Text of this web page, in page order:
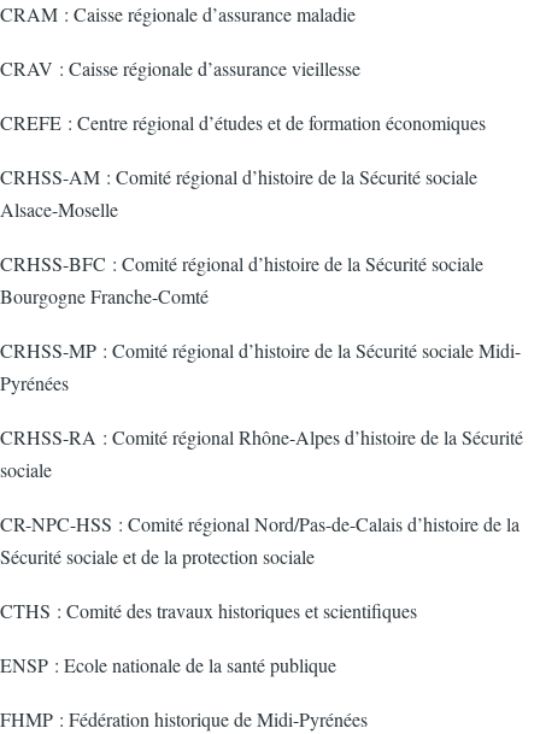
CRAM : Caisse régionale d’assurance maladie
CRAV : Caisse régionale d’assurance vieillesse
CREFE : Centre régional d’études et de formation économiques
CRHSS-AM : Comité régional d’histoire de la Sécurité sociale
Alsace-Moselle
CRHSS-BFC : Comité régional d’histoire de la Sécurité sociale
Bourgogne Franche-Comté
CRHSS-MP : Comité régional d’histoire de la Sécurité sociale Midi-
Pyrénées
CRHSS-RA : Comité régional Rhône-Alpes d’histoire de la Sécurité
sociale
CR-NPC-HSS : Comité régional Nord/Pas-de-Calais d’histoire de la
Sécurité sociale et de la protection sociale
CTHS : Comité des travaux historiques et scientifiques
ENSP : Ecole nationale de la santé publique
FHMP : Fédération historique de Midi-Pyrénées